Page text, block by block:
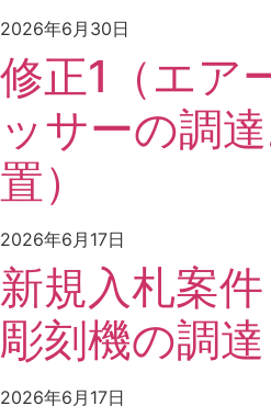
2026年6月30日
修正1（エア
ッサーの調
置）
2026年6月17日
新規入札案
彫刻機の調達
2026年6月17日